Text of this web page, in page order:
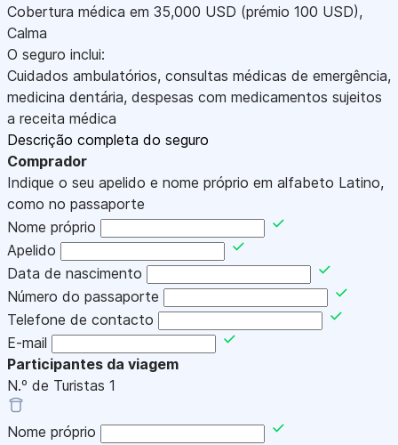
Cobertura médica em 35,000 USD (prémio 100 USD),
Calma
O seguro inclui:
Cuidados ambulatórios, consultas médicas de emergência,
medicina dentária, despesas com medicamentos sujeitos
a receita médica
Descrição completa do seguro
Comprador
Indique o seu apelido e nome próprio em alfabeto Latino,
como no passaporte
Nome próprio
Apelido
Data de nascimento
Número do passaporte
Telefone de contacto
E-mail
Participantes da viagem
N.º de Turistas 1
Nome próprio